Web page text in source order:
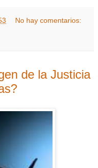
No hay comentarios:
de la Justicia